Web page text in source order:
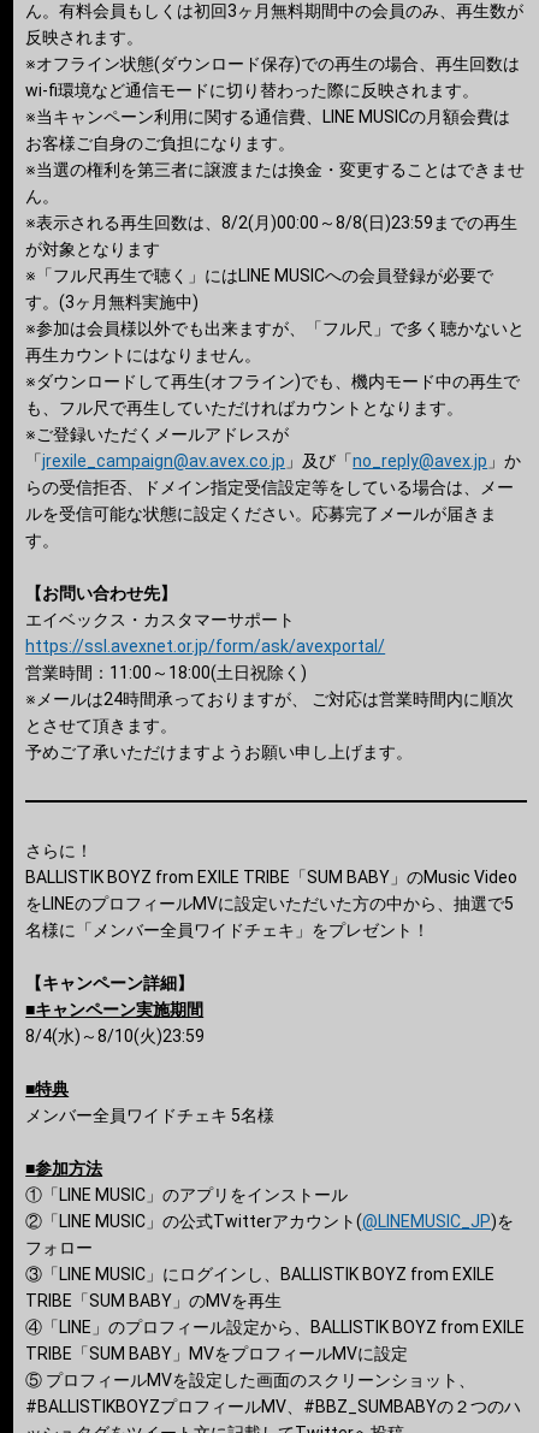
ん。有料会員もしくは初回3ヶ月無料期間中の会員のみ、再生数が
反映されます。
※オフライン状態(ダウンロード保存)での再生の場合、再生回数は
wi-fi環境など通信モードに切り替わった際に反映されます。
※当キャンペーン利用に関する通信費、LINE MUSICの月額会費は
お客様ご自身のご負担になります。
※当選の権利を第三者に譲渡または換金・変更することはできませ
ん。
※表示される再生回数は、8/2(月)00:00～8/8(日)23:59までの再生
が対象となります
※「フル尺再生で聴く」にはLINE MUSICへの会員登録が必要で
す。(3ヶ月無料実施中)
※参加は会員様以外でも出来ますが、「フル尺」で多く聴かないと
再生カウントにはなりません。
※ダウンロードして再生(オフライン)でも、機内モード中の再生で
も、フル尺で再生していただければカウントとなります。
※ご登録いただくメールアドレスが
「jrexile_campaign@av.avex.co.jp 」及び「no_reply@avex.jp 」か
らの受信拒否、ドメイン指定受信設定等をしている場合は、メー
ルを受信可能な状態に設定ください。応募完了メールが届きま
す。
【お問い合わせ先】
エイベックス・カスタマーサポート
https://ssl.avexnet.or.jp/form/ask/avexportal/
営業時間：11:00～18:00(土日祝除く)
※メールは24時間承っておりますが、 ご対応は営業時間内に順次
とさせて頂きます。
予めご了承いただけますようお願い申し上げます。
さらに！
BALLISTIK BOYZ from EXILE TRIBE「SUM BABY」のMusic Video
をLINEのプロフィールMVに設定いただいた方の中から、抽選で5
名様に「メンバー全員ワイドチェキ」をプレゼント！
【キャンペーン詳細】
■キャンペーン実施期間
8/4(水)～8/10(火)23:59
■特典
メンバー全員ワイドチェキ 5名様
■参加方法
①「LINE MUSIC」のアプリをインストール
②「LINE MUSIC」の公式Twitterアカウント(@LINEMUSIC_JP)を
フォロー
③「LINE MUSIC」にログインし、BALLISTIK BOYZ from EXILE
TRIBE「SUM BABY」のMVを再生
④「LINE」のプロフィール設定から、BALLISTIK BOYZ from EXILE
TRIBE「SUM BABY」MVをプロフィールMVに設定
⑤ プロフィールMVを設定した画面のスクリーンショット、
#BALLISTIKBOYZプロフィールMV、#BBZ_SUMBABYの２つのハ